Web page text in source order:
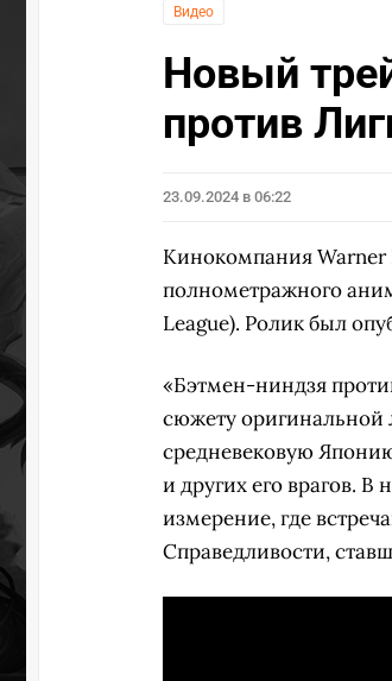
Видео
Новый
против
23.09.2024 в 06:22
Кинокомпания Warner
полнометражного
League). Ролик был
«Бэтмен-ниндзя
сюжету оригинальной
средневековую
и других его врагов.
измерение, где
Справедливости,